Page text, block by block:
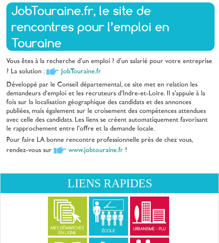
JobTouraine.fr, le site de
rencontres pour l’emploi en
Touraine
Vous êtes à la recherche d’un emploi ? d’un salarié pour votre entreprise
? La solution :
JobTouraine.fr
Développé par le Conseil départemental, ce site met en relation les
demandeurs d’emploi et les recruteurs d’Indre-et-Loire. Il s’appuie à la
fois sur la localisation géographique des candidats et des annonces
publiées, mais également sur le croisement des compétences attendues
avec celle des candidats. Les liens se créent automatiquement favorisant
le rapprochement entre l’offre et la demande locale.
Pour faire LA bonne rencontre professionnelle près de chez vous,
rendez-vous sur
www.jobtouraine.fr !
LIENS RAPIDES